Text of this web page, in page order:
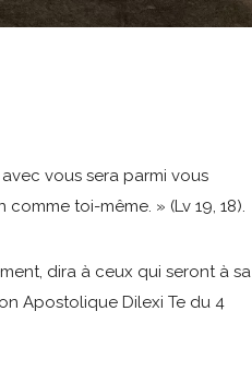
vous sera parmi vous
toi-même. » (Lv 19, 18).
dira à ceux qui seront à sa
Apostolique Dilexi Te du 4